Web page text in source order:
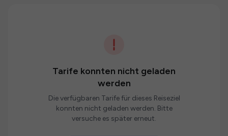
Tarife konnten nicht geladen
werden
Die verfügbaren Tarife für dieses Reiseziel
konnten nicht geladen werden. Bitte
versuche es später erneut.